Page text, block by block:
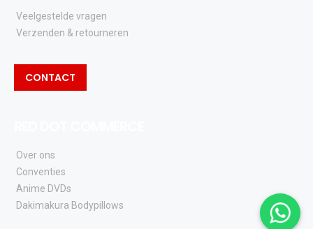
Veelgestelde vragen
Verzenden & retourneren
CONTACT
Over ons
Conventies
Anime DVDs
Dakimakura Bodypillows